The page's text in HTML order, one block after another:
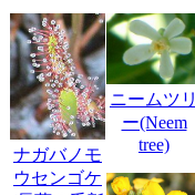
ナガバノモ
ウセンゴケ
ニームツリ
ー(Neem
tree)